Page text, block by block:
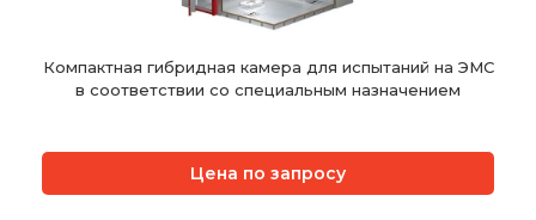
Компактная гибридная камера для испытаний на ЭМС
в соответствии со специальным назначением
Цена по запросу